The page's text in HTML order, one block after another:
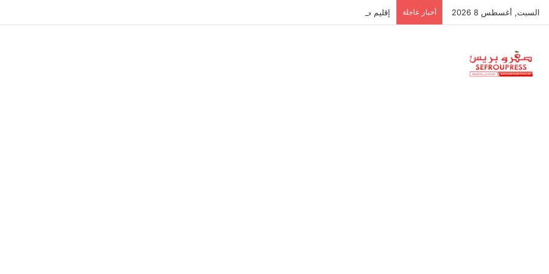
السبت, أغسطس 8 2026 أخبار عاجلة إقليم صفرو: المواطن خدام… والجماعة ناعسة!